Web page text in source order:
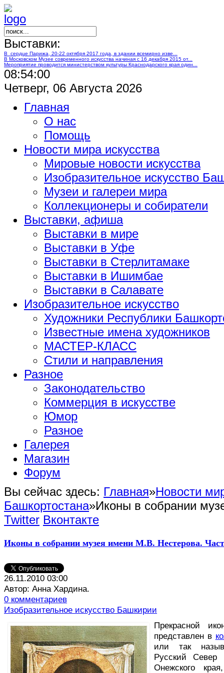
Выставки:
В сердце Парижа, 20-22 октября 2017 года, в здании всемирно изве...
В Московском Музее современного искусства начиная с 16 декабря 2015 от...
Мероприятие проводится министерством культуры Краснодарского края один...
08:54:01
Четверг, 06 Августа 2026
Главная
О нас
Помощь
Новости мира искусства
Мировые новости искусства
Изобразительное искусство
Музеи и галереи мира
Коллекционеры и собиратели
Выставки, афиша
Выставки в мире
Выставки в Уфе
Выставки в Стерлитамаке
Выставки в Ишимбае
Выставки в Салавате
Изобразительное искусство
Художники Республики
Известные имена художников
МАСТЕР-КЛАСС
Стили и направления
Разное
Законодательство
Коммерция в искусстве
Юмор
Разное
Галерея
Магазин
Форум
Вы сейчас здесь: Главная»Новости
Башкортостана»Иконы в собрании
Twitter Вконтакте
Иконы в собрании музея имени М.В. Нестерова.
26.11.2010 03:00
Автор: Анна Хардина.
0 комментариев
Изобразительное искусство Башкирии
Прекрасной
представлен в
или так
Русский Север
Онежского